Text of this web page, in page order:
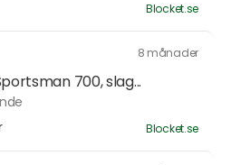
Blocket.se
8 månader
700, slag...
Blocket.se